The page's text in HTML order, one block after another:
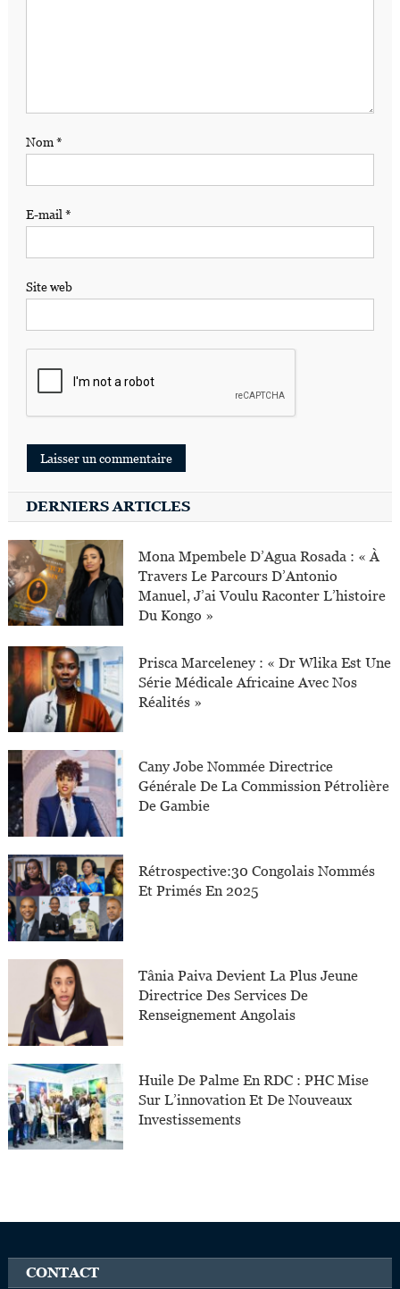
Nom*
E-mail *
Site web
DERNIERS ARTICLES
Mona Mpembele D’Agua Rosada : « À
Travers Le Parcours D’Antonio
Manuel, J’ai Voulu Raconter L’histoire
Du Kongo »
Prisca Marceleney : « Dr Wlika Est Une
Série Médicale Africaine Avec Nos
Réalités »
Cany Jobe Nommée Directrice
Générale De La Commission Pétrolière
De Gambie
Rétrospective:30 Congolais Nommés
Et Primés En 2025
Tânia Paiva Devient La Plus Jeune
Directrice Des Services De
Renseignement Angolais
Huile De Palme En RDC : PHC Mise
Sur L’innovation Et De Nouveaux
Investissements
CONTACT